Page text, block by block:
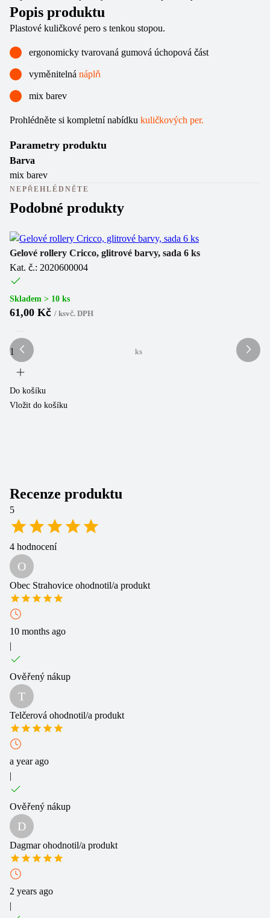
Popis produktu
Plastové kuličkové pero s tenkou stopou.
ergonomicky tvarovaná gumová úchopová část
vyměnitelná náplň
mix barev
Prohlédněte si kompletní nabídku kuličkových per.
Parametry produktu
Barva
mix barev
NEPŘEHLÉDNĚTE
Podobné produkty
Gelové rollery Cricco, glitrové barvy, sada 6 ks
Kat. č.: 2020600004
Skladem > 10 ks
61,00 Kč / ksvč. DPH
ks
Do košíku
Vložit do košíku
Recenze produktu
5
4 hodnocení
O
Obec Strahovice ohodnotil/a produkt
10 months ago
|
Ověřený nákup
T
Telčerová ohodnotil/a produkt
a year ago
|
Ověřený nákup
D
Dagmarohodnotil/a produkt
2 years ago
|